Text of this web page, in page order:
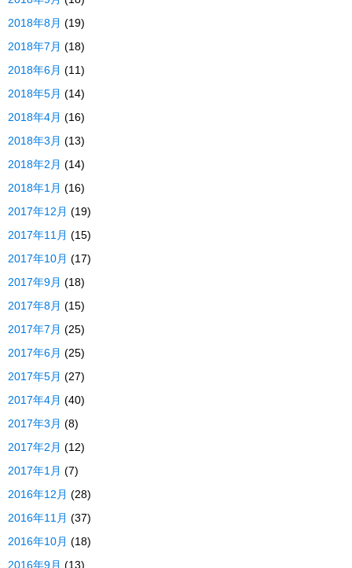
2018年8月 (19)
2018年7月 (18)
2018年6月 (11)
2018年5月 (14)
2018年4月 (16)
2018年3月 (13)
2018年2月 (14)
2018年1月 (16)
2017年12月 (19)
2017年11月 (15)
2017年10月 (17)
2017年9月 (18)
2017年8月 (15)
2017年7月 (25)
2017年6月 (25)
2017年5月 (27)
2017年4月 (40)
2017年3月 (8)
2017年2月 (12)
2017年1月 (7)
2016年12月 (28)
2016年11月 (37)
2016年10月 (18)
2016年9月 (13)